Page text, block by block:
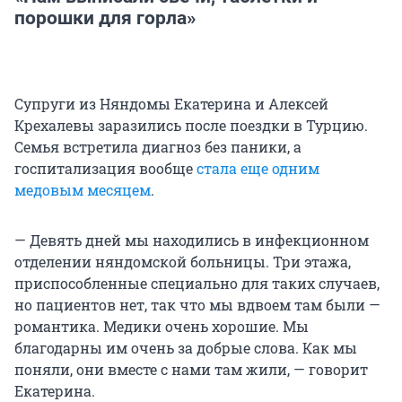
порошки для горла»
Супруги из Няндомы Екатерина и Алексей
Крехалевы заразились после поездки в Турцию.
Семья встретила диагноз без паники, а
госпитализация вообщестала еще одним
медовым месяцем.
— Девять дней мы находились в инфекционном
отделении няндомской больницы. Три этажа,
приспособленные специально для таких случаев,
но пациентов нет, так что мы вдвоем там были —
романтика. Медики очень хорошие. Мы
благодарны им очень за добрые слова. Как мы
поняли, они вместе с нами там жили, — говорит
Екатерина.